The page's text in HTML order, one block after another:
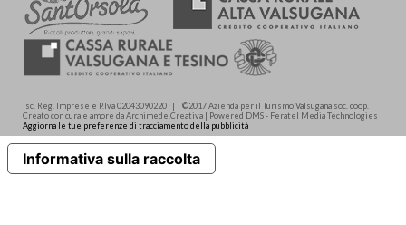
Isc. Reg. Imprese e P.Iva 02043090220 | ©2017 Azienda per il Turismo Valsugana soc. coop.
Creato con cura e amore da Archimede.Creativa | Powered DMS - Feratel Media Technologies
Aggiorna le tue preferenze di tracciamento della pubblicità
Informativa sulla raccolta